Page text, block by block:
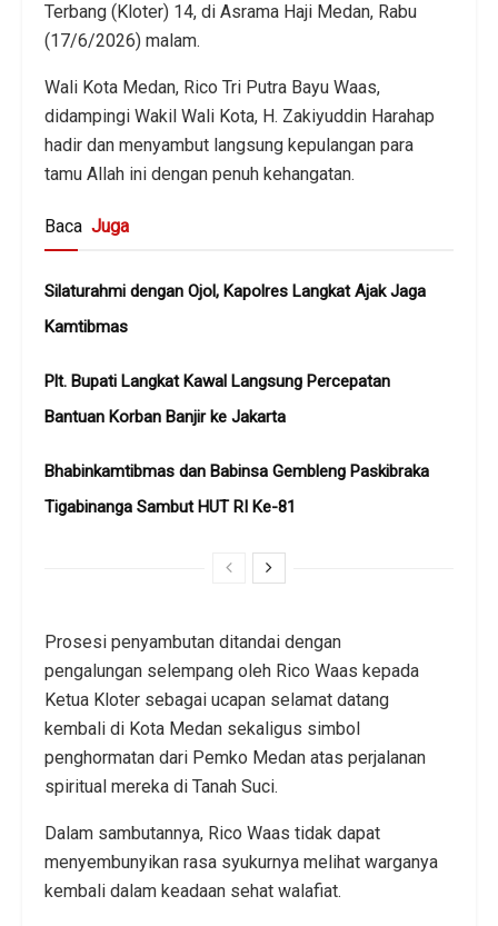
Terbang (Kloter) 14, di Asrama Haji Medan, Rabu
(17/6/2026) malam.
Wali Kota Medan, Rico Tri Putra Bayu Waas,
didampingi Wakil Wali Kota, H. Zakiyuddin Harahap
hadir dan menyambut langsung kepulangan para
tamu Allah ini dengan penuh kehangatan.
Baca Juga
Silaturahmi dengan Ojol, Kapolres Langkat Ajak Jaga
Kamtibmas
Plt. Bupati Langkat Kawal Langsung Percepatan
Bantuan Korban Banjir ke Jakarta
Bhabinkamtibmas dan Babinsa Gembleng Paskibraka
Tigabinanga Sambut HUT RI Ke-81
Prosesi penyambutan ditandai dengan
pengalungan selempang oleh Rico Waas kepada
Ketua Kloter sebagai ucapan selamat datang
kembali di Kota Medan sekaligus simbol
penghormatan dari Pemko Medan atas perjalanan
spiritual mereka di Tanah Suci.
Dalam sambutannya, Rico Waas tidak dapat
menyembunyikan rasa syukurnya melihat warganya
kembali dalam keadaan sehat walafiat.